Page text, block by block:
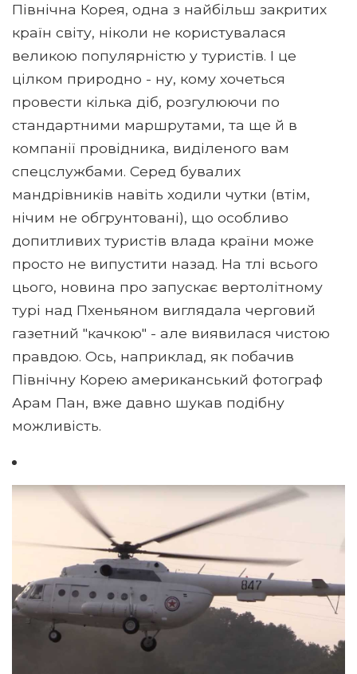
Північна Корея, одна з найбільш закритих
країн світу, ніколи не користувалася
великою популярністю у туристів. І це
цілком природно - ну, кому хочеться
провести кілька діб, розгулюючи по
стандартними маршрутами, та ще й в
компанії провідника, виділеного вам
спецслужбами. Серед бувалих
мандрівників навіть ходили чутки (втім,
нічим не обгрунтовані), що особливо
допитливих туристів влада країни може
просто не випустити назад. На тлі всього
цього, новина про запускає вертолітному
турі над Пхеньяном виглядала черговий
газетний "качкою" - але виявилася чистою
правдою. Ось, наприклад, як побачив
Північну Корею американський фотограф
Арам Пан, вже давно шукав подібну
можливість.